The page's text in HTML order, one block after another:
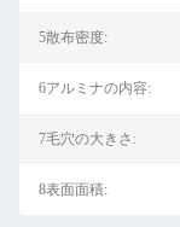
5散布密度:
6アルミナの内容:
7毛穴の大きさ:
8表面面積: